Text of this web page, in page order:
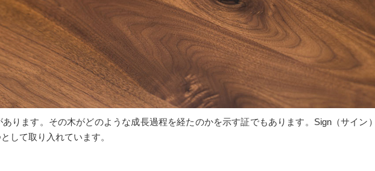
ります。その木がどのような成長過程を経たのかを示す証でもあります。Sign（サイン
して取り入れています。